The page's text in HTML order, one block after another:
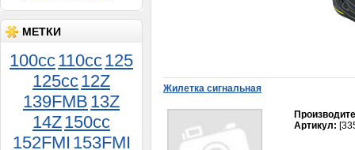
МЕТКИ
100cc110cc125
125cc12Z
139FMB 13Z
14Z150сс
152FMI 153FMI
Фара FT50QT-18
1 400руб.
Жилетка сигнальная
Артикул: